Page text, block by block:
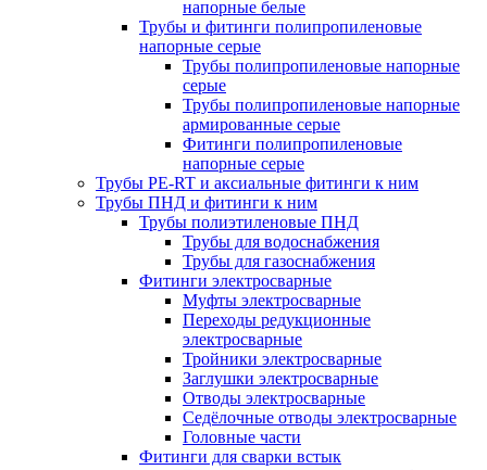
напорные белые
Трубы и фитинги полипропиленовые
напорные серые
Трубы полипропиленовые напорные
серые
Трубы полипропиленовые напорные
армированные серые
Фитинги полипропиленовые
напорные серые
Трубы PE-RT и аксиальные фитинги к ним
Трубы ПНД и фитинги к ним
Трубы полиэтиленовые ПНД
Трубы для водоснабжения
Трубы для газоснабжения
Фитинги электросварные
Муфты электросварные
Переходы редукционные
электросварные
Тройники электросварные
Заглушки электросварные
Отводы электросварные
Седёлочные отводы электросварные
Головные части
Фитинги для сварки встык